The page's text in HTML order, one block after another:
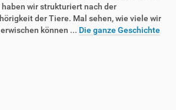
wir strukturiert nach der
der Tiere. Mal sehen, wie viele wir
können ... Die ganze Geschichte